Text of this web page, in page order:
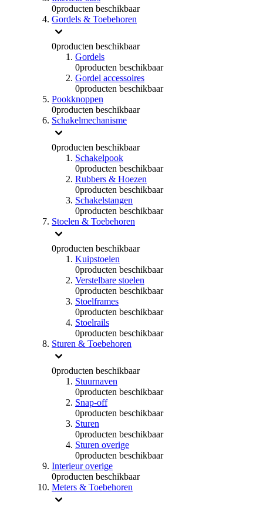
0producten beschikbaar
Gordels & Toebehoren
0producten beschikbaar
Gordels
0producten beschikbaar
Gordel accessoires
0producten beschikbaar
Pookknoppen
0producten beschikbaar
Schakelmechanisme
0producten beschikbaar
Schakelpook
0producten beschikbaar
Rubbers & Hoezen
0producten beschikbaar
Schakelstangen
0producten beschikbaar
Stoelen & Toebehoren
0producten beschikbaar
Kuipstoelen
0producten beschikbaar
Verstelbare stoelen
0producten beschikbaar
Stoelframes
0producten beschikbaar
Stoelrails
0producten beschikbaar
Sturen & Toebehoren
0producten beschikbaar
Stuurnaven
0producten beschikbaar
Snap-off
0producten beschikbaar
Sturen
0producten beschikbaar
Sturen overige
0producten beschikbaar
Interieur overige
0producten beschikbaar
Meters & Toebehoren